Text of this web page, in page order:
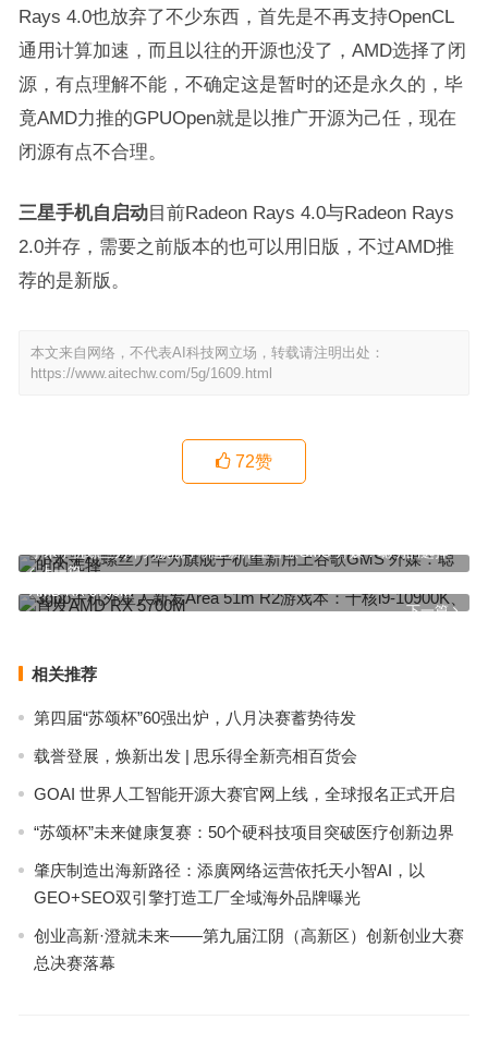
Rays 4.0也放弃了不少东西，首先是不再支持OpenCL
通用计算加速，而且以往的开源也没了，AMD选择了闭
源，有点理解不能，不确定这是暂时的还是永久的，毕
竟AMD力推的GPUOpen就是以推广开源为己任，现在
闭源有点不合理。
三星手机自启动目前Radeon Rays 4.0与Radeon Rays
2.0并存，需要之前版本的也可以用旧版，不过AMD推
荐的是新版。
本文来自网络，不代表AI科技网立场，转载请注明出处：
https://www.aitechw.com/5g/1609.html
72赞
上一篇
小米手机螺丝刀华为旗舰手机重新用上谷歌GMS 外媒：聪明的选择
下一篇
3gpp手机外星人新发Area 51m R2游戏本：十核i9-10900K、首发
AMD RX 5700M
相关推荐
第四届“苏颂杯”60强出炉，八月决赛蓄势待发
载誉登展，焕新出发 | 思乐得全新亮相百货会
GOAI 世界人工智能开源大赛官网上线，全球报名正式开启
“苏颂杯”未来健康复赛：50个硬科技项目突破医疗创新边界
肇庆制造出海新路径：添廣网络运营依托天小智AI，以
GEO+SEO双引擎打造工厂全域海外品牌曝光
创业高新·澄就未来——第九届江阴（高新区）创新创业大赛
总决赛落幕